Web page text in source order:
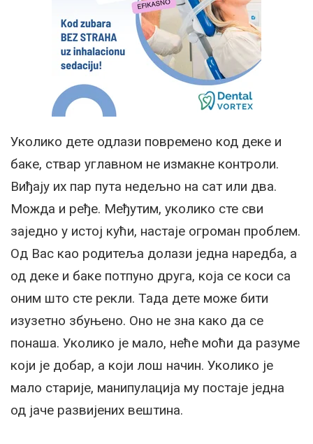
Уколико дете одлази повремено код деке и
баке, ствар углавном не измакне контроли.
Виђају их пар пута недељно на сат или два.
Можда и ређе. Међутим, уколико сте сви
заједно у истој кући, настаје огроман проблем.
Од Вас као родитеља долази једна наредба, а
од деке и баке потпуно друга, која се коси са
оним што сте рекли. Тада дете може бити
изузетно збуњено. Оно не зна како да се
понаша. Уколико је мало, неће моћи да разуме
који је добар, а који лош начин. Уколико је
мало старије, манипулација му постаје једна
од јаче развијених вештина.